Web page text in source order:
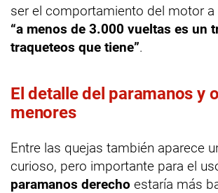
ser el comportamiento del motor a
“a menos de 3.000 vueltas es un
traqueteos que tiene”.
El detalle del paramanos y
menores
Entre las quejas también aparece
curioso, pero importante para el
paramanos derecho estaría más